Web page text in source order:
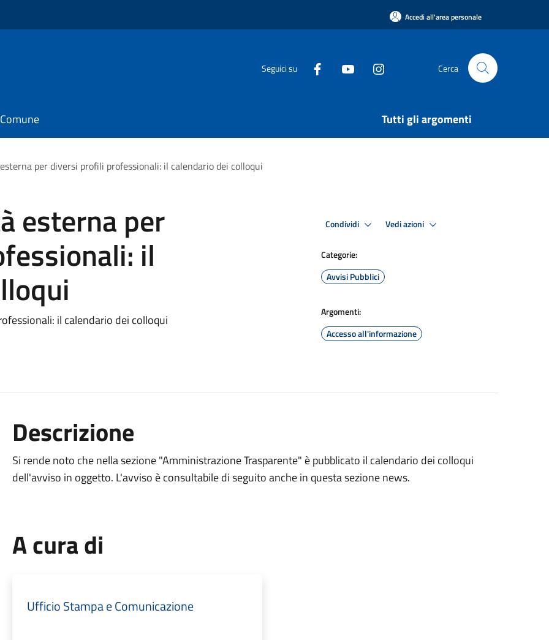
Accedi all'area personale
Seguici su Cerca
Tutti gli argomenti
per diversi profili professionali: il calendario dei colloqui
esterna per
il
il calendario dei colloqui
Condividi Vedi azioni
Categorie:
Avvisi Pubblici
Argomenti:
Accesso all'informazione
Descrizione
Si rende noto che nella sezione "Amministrazione Trasparente" è pubblicato il calendario dei colloqui
dell'avviso in oggetto. L'avviso è consultabile di seguito anche in questa sezione news.
A cura di
Ufficio Stampa e Comunicazione